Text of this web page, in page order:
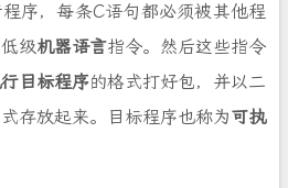
序，每条C语句都必须被其他程
级机器语言指令。然后这些指令
目标程序的格式打好包，并以二
存放起来。目标程序也称为可执